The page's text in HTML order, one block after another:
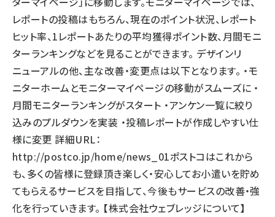
レポートの投稿はもちろん、現在のポイント状況、レポート
ヒット率、1レポートあたりの平均獲得ポイント数、月間モニ
ターランキングなどを見ることができます。 デザインリ
ニューアルの他、主な改善・変更点は以下となります。 ・モ
ニターホームとモニターマイページの移動がスムーズに ・
月間モニターランキングがスタート ・アンケン一覧に絞り
込みのプルダウンを実装 ・投稿レポートが作成しやすい仕
様に変更 詳細URL：
http://postco.jp/home/news_01ポストコはこれから
も、多くの皆様に登録頂き楽しく・安心してお小遣いを貯め
てもらえるサービスを目指して、今後もサービスの改善・強
化を行っていきます。 【株式会社ウェブレッジについて】